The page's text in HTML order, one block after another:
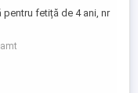
pentru fetiță de 4 ani, nr